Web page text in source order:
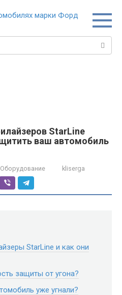
StarLine
ваш автомобиль
Оборудование kliserga
StarLine и как они
защиты от угона?
уже угнали?